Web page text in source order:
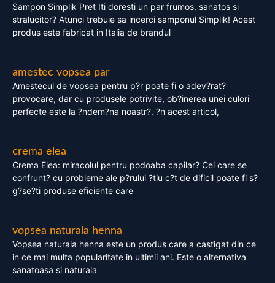
Sampon Simplik Pret Iti doresti un par frumos, sanatos si
stralucitor? Atunci trebuie sa incerci samponul Simplik! Acest
produs este fabricat in Italia de brandul
amestec vopsea par
Amestecul de vopsea pentru p?r poate fi o adev?rat?
provocare, dar cu produsele potrivite, ob?inerea unei culori
perfecte este la ?ndem?na noastr?. ?n acest articol,
crema elea
Crema Elea: miracolul pentru podoaba capilar? Cei care se
confrunt? cu probleme ale p?rului ?tiu c?t de dificil poate fi s?
g?se?ti produse eficiente care
vopsea naturala henna
Vopsea naturala henna este un produs care a castigat din ce
in ce mai multa popularitate in ultimii ani. Este o alternativa
sanatoasa si naturala